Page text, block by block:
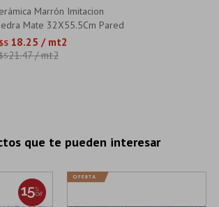
Marrón Imitacion
Mate 32X55.5Cm Pared
18.25 / mt2
21.47 / mt2
que te pueden interesar